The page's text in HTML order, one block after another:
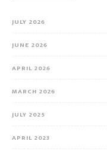
JULY 2026
JUNE 2026
APRIL 2026
MARCH 2026
JULY 2025
APRIL 2023